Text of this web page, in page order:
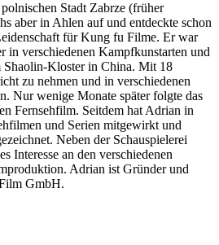
Stadt Zabrze (früher
aber in Ahlen auf und entdeckte schon
für Kung fu Filme. Er war
in verschiedenen Kampfkunstarten und
Shaolin-Kloster in China. Mit 18
zu nehmen und in verschiedenen
Nur wenige Monate später folgte das
Fernsehfilm. Seitdem hat Adrian in
und Serien mitgewirkt und
Neben der Schauspielerei
Interesse an den verschiedenen
Adrian ist Gründer und
GmbH.